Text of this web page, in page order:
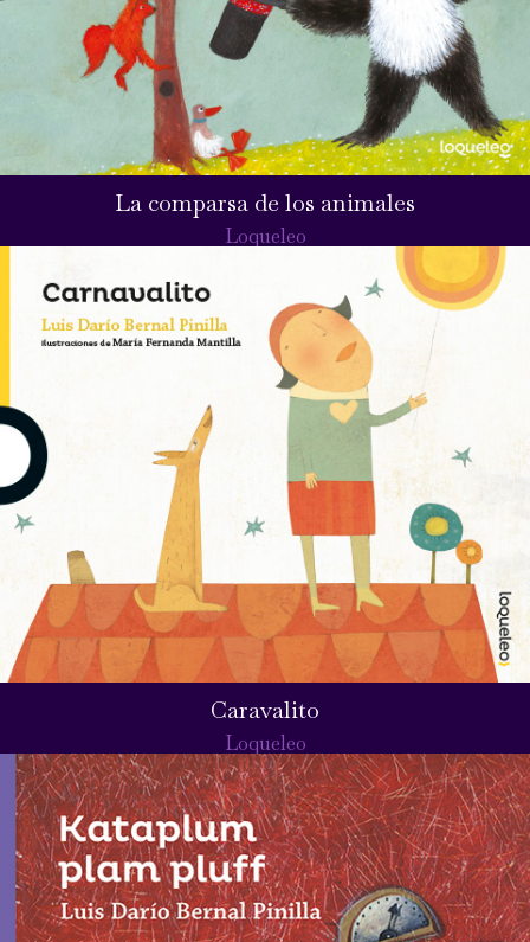
La comparsa de los animales
Loqueleo
Caravalito
Loqueleo